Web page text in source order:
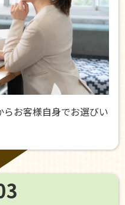
お客様自身でお選びい